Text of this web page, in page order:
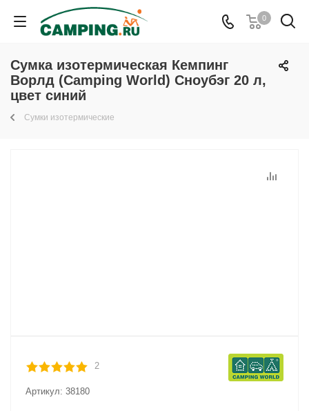
0
Сумка изотермическая Кемпинг
Ворлд (Camping World) Сноубэг 20 л,
цвет синий
Сумки изотермические
2
Артикул: 38180